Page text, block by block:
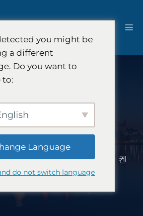
메
장 조사
-미주 지역-미국 시장 조사 - 켄
you might be
a different
Do you want to
to:
Language
do not switch language